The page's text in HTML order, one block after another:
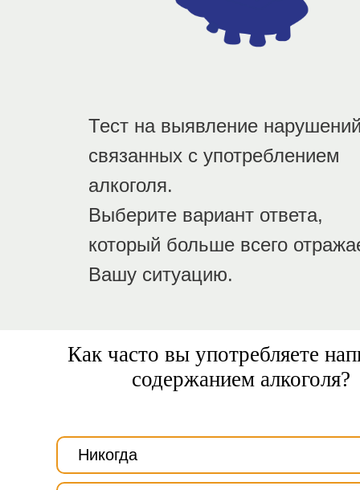
Тест на выявление
связанных с употреблением
алкоголя.
Выберите вариант ответа,
который больше всего
Вашу ситуацию.
Как часто вы употребляете
содержанием алкоголя?
Никогда